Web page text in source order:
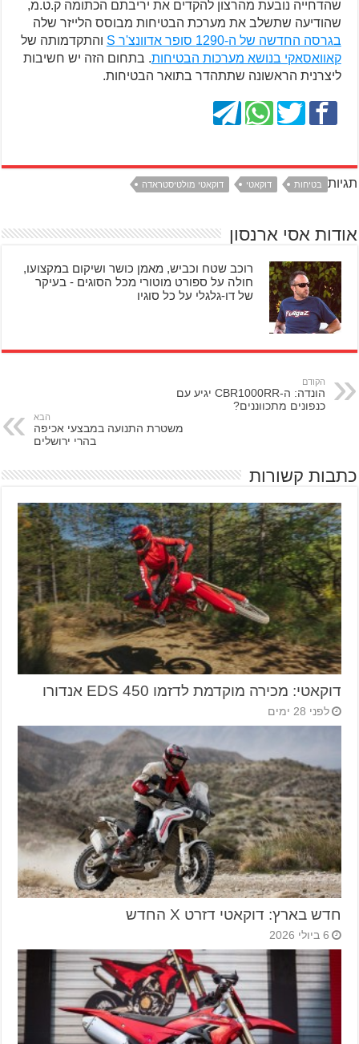
שהדחייה נובעת מהרצון להקדים את יריבתם הכתומה ק.ט.מ,
שהודיעה שתשלב את מערכת הבטיחות מבוסס הלייזר שלה
בגרסה החדשה של ה-1290 סופר אדוונצ'ר S
והתקדמותה של
קאוואסאקי בנושא מערכות הבטיחות. בתחום הזה יש חשיבות
ליצרנית הראשונה שתתהדר בתואר הבטיחות.
תגיות בטיחות דוקאטי דוקאטי מולטיסטראדה
אודות אסי ארנסון
רוכב שטח וכביש, מאמן כושר ושיקום במקצועו,
חולה על ספורט מוטורי מכל הסוגים - בעיקר
של דו-גלגלי על כל סוגיו
הקודם
הונדה: ה-CBR1000RR יגיע עם
כנפונים מתכווננים?
הבא
משטרת התנועה במבצעי אכיפה
בהרי ירושלים
כתבות קשורות
דוקאטי: מכירה מוקדמת לדזמו 450 EDS אנדורו
לפני 28 ימים
חדש בארץ: דוקאטי דזרט X החדש
6 ביולי 2026